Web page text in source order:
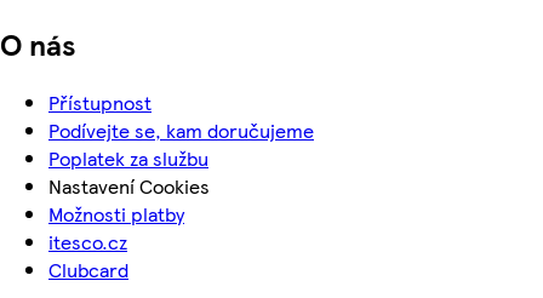
O nás
Přístupnost
Podívejte se, kam doručujeme
Poplatek za službu
Nastavení Cookies
Možnosti platby
itesco.cz
Clubcard